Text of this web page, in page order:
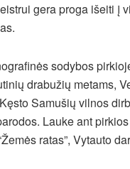
gera proga išeiti į
sodybos
drabužių metams,
Samušių vilnos
Lauke ant
ratas”, Vytauto